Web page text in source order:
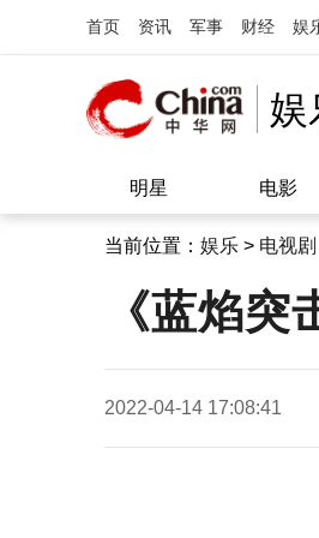
首页 资讯 军事 财经 娱
娱
明星 电影
当前位置： 娱乐 > 电视剧
《蓝焰
2022-04-14 17:08:41